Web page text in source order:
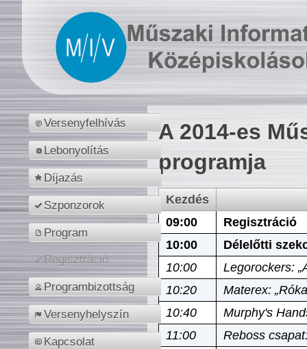
Versenyfelhívás
Lebonyolítás
Díjazás
Szponzorok
Program
Regisztráció
Programbizottság
Versenyhelyszín
Kapcsolat
A 2014-es
programja
Kezdés
09:00
Regisztráció
10:00
Délelőtti
10:00
Legorockers:
10:20
Materex:
10:40
Murphy's
11:00
Reboss